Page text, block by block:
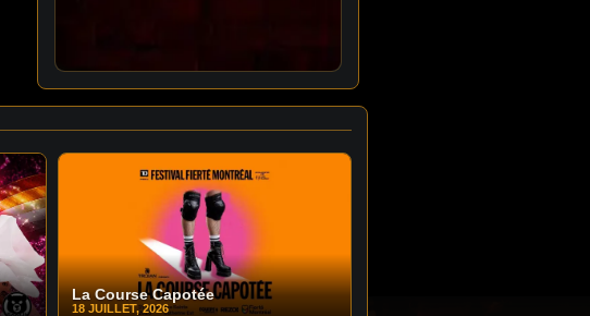
La Course Capotée
18 JUILLET, 2026